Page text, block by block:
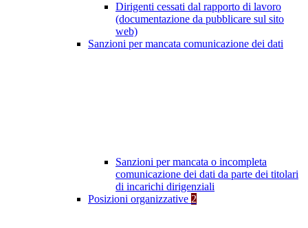
Dirigenti cessati dal rapporto di lavoro
(documentazione da pubblicare sul sito
web)
Sanzioni per mancata comunicazione dei dati
Sanzioni per mancata o incompleta
comunicazione dei dati da parte dei titolari
di incarichi dirigenziali
Posizioni organizzative 2